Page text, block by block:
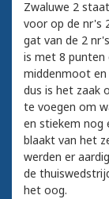
Zwaluwe 2
voor op de nr's
gat van de 2
is met 8 punten
middenmoot
dus is het zaak
te voegen om
en stiekem nog
blaakt van het
werden er
de
het oog.